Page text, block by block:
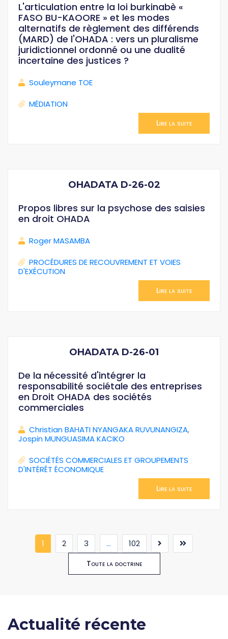
L'articulation entre la loi burkinabè «
FASO BU-KAOORE » et les modes
alternatifs de règlement des différends
(MARD) de l'OHADA : vers un pluralisme
juridictionnel ordonné ou une dualité
incertaine des justices ?
Souleymane TOE
MÉDIATION
Lire la suite
OHADATA D-26-02
Propos libres sur la psychose des saisies
en droit OHADA
Roger MASAMBA
PROCÉDURES DE RECOUVREMENT ET VOIES
D'EXÉCUTION
Lire la suite
OHADATA D-26-01
De la nécessité d'intégrer la
responsabilité sociétale des entreprises
en Droit OHADA des sociétés
commerciales
Christian BAHATI NYANGAKA RUVUNANGIZA,
Jospin MUNGUASIMA KACIKO
SOCIÉTÉS COMMERCIALES ET GROUPEMENTS
D'INTÉRÊT ÉCONOMIQUE
Lire la suite
1 (current)
2 3 ... 102
Toute la doctrine
Actualité récente